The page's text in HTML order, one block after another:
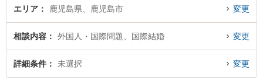
島事務所の木下 一達弁護士、島田法律事務所の島田 俊一弁護士のプロフィール
ラブル解決の実績豊富な近くの弁護士を検索したい』『初回相談無料で国際結
婚を法律相談できる鹿児島市内の弁護士に相談予約したい』などでお困りの相
談者さんにおすすめです。
エリア 鹿児島県、鹿児島市 変更
相談内容 外国人・国際問題、国際結婚 変更
詳細条件 未選択 変更